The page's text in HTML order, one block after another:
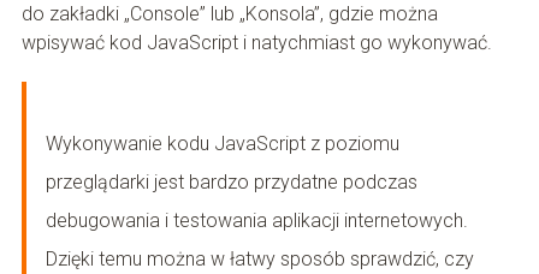
do zakładki „Console” lub „Konsola”, gdzie można
wpisywać kod JavaScript i natychmiast go wykonywać.
Wykonywanie kodu JavaScript z poziomu
przeglądarki jest bardzo przydatne podczas
debugowania i testowania aplikacji internetowych.
Dzięki temu można w łatwy sposób sprawdzić, czy